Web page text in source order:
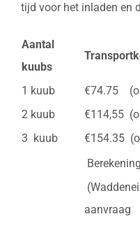
tijd voor het inladen en
Aantal
kuubs
1 kuub
€74.75
2 kuub
€114,55
3 kuub
€154.35
aanvraag